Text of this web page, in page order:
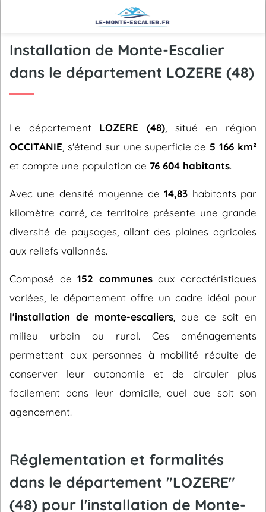
Installation de Monte-Escalier
dans le département LOZERE (48)
Le département LOZERE (48) , situé en région
OCCITANIE , s'étend sur une superficie de 5 166 km²
et compte une population de 76 604 habitants.
Avec une densité moyenne de14,83 habitants par
kilomètre carré, ce territoire présente une grande
diversité de paysages, allant des plaines agricoles
aux reliefs vallonnés.
Composé de152 communesaux caractéristiques
variées, le département offre un cadre idéal pour
l'installation de monte-escaliers , que ce soit en
milieu urbain ou rural. Ces aménagements
permettent aux personnes à mobilité réduite de
conserver leur autonomie et de circuler plus
facilement dans leur domicile, quel que soit son
agencement.
Réglementation et formalités
dans le département "LOZERE"
(48) pour l'installation de Monte-